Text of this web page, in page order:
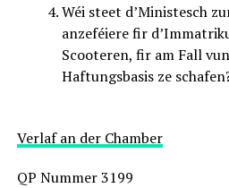
Wéi steet d’Ministesch
anzeféiere fir
Scooteren, fir am Fall
Haftungsbasis ze
Verlaf an der Chamber
QP Nummer 3199